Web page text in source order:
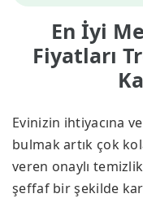
En İyi
Fiyatları
Evinizin ihtiyacına
bulmak artık çok
veren onaylı
şeffaf bir şekilde